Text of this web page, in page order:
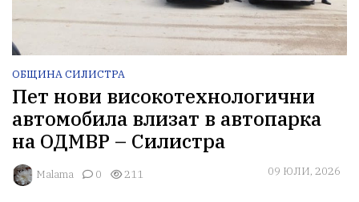
ОБЩИНА СИЛИСТРА
Пет нови високотехнологични
автомобила влизат в автопарка
на ОДМВР – Силистра
Malama 0 211 09 ЮЛИ, 2026